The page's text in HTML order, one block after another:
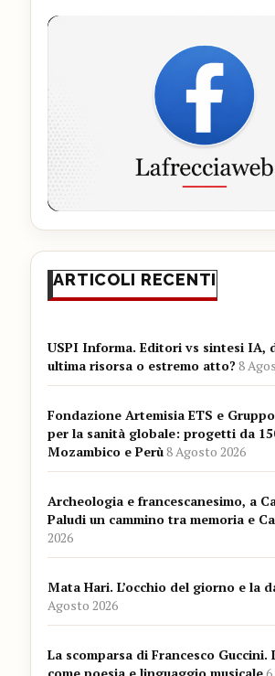
ARTICOLI RECENTI
USPI Informa. Editori vs sintesi IA,
ultima risorsa o estremo atto?8
Fondazione Artemisia ETS e
per la sanità globale: progetti da
Mozambico e Perù8 Agosto 2026
Archeologia e francescanesimo, a
Paludi un cammino tra memoria e
2026
Mata Hari. L’occhio del giorno e la
Agosto 2026
La scomparsa di Francesco Guccini.